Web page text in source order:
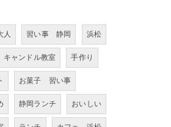
人 習い事 静岡 浜松
キャンドル教室 手作り
お菓子 習い事
静岡ランチ おいしい